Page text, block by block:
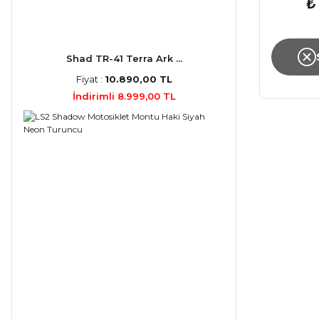
Shad TR-41 Terra Ark ...
Fiyat : 10.890,00 TL
İndirimli 8.999,00 TL
₺